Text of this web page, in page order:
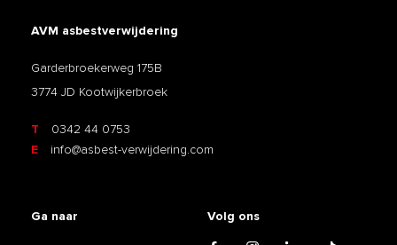
AVM asbestverwijdering
Garderbroekerweg 175B
3774 JD Kootwijkerbroek
T
0342 44 0753
E
info@asbest-verwijdering.com
Ga naar Volg ons